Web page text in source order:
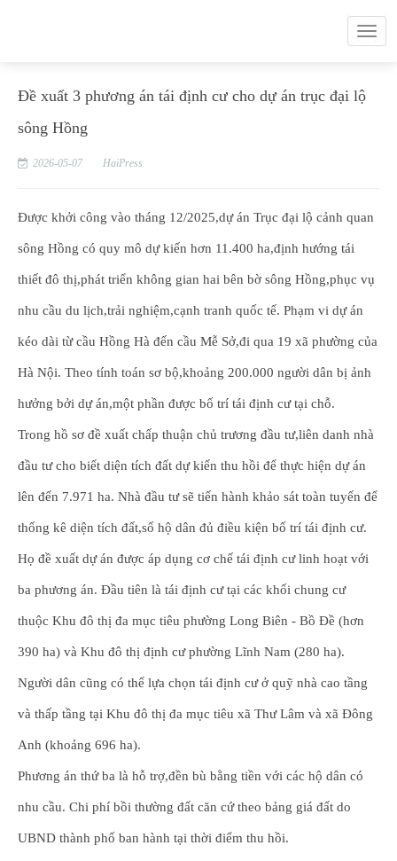
Đề xuất 3 phương án tái định cư cho dự án trục đại lộ
sông Hồng
2026-05-07 HaiPress
Được khởi công vào tháng 12/2025,dự án Trục đại lộ cảnh quan
sông Hồng có quy mô dự kiến hơn 11.400 ha,định hướng tái
thiết đô thị,phát triển không gian hai bên bờ sông Hồng,phục vụ
nhu cầu du lịch,trải nghiệm,cạnh tranh quốc tế. Phạm vi dự án
kéo dài từ cầu Hồng Hà đến cầu Mễ Sở,đi qua 19 xã phường của
Hà Nội. Theo tính toán sơ bộ,khoảng 200.000 người dân bị ảnh
hưởng bởi dự án,một phần được bố trí tái định cư tại chỗ.
Trong hồ sơ đề xuất chấp thuận chủ trương đầu tư,liên danh nhà
đầu tư cho biết diện tích đất dự kiến thu hồi để thực hiện dự án
lên đến 7.971 ha. Nhà đầu tư sẽ tiến hành khảo sát toàn tuyến để
thống kê diện tích đất,số hộ dân đủ điều kiện bố trí tái định cư.
Họ đề xuất dự án được áp dụng cơ chế tái định cư linh hoạt với
ba phương án. Đầu tiên là tái định cư tại các khối chung cư
thuộc Khu đô thị đa mục tiêu phường Long Biên - Bồ Đề (hơn
390 ha) và Khu đô thị định cư phường Lĩnh Nam (280 ha).
Người dân cũng có thể lựa chọn tái định cư ở quỹ nhà cao tầng
và thấp tầng tại Khu đô thị đa mục tiêu xã Thư Lâm và xã Đông
Anh (khoảng 696 ha).
Phương án thứ ba là hỗ trợ,đền bù bằng tiền với các hộ dân có
nhu cầu. Chi phí bồi thường đất căn cứ theo bảng giá đất do
UBND thành phố ban hành tại thời điểm thu hồi.